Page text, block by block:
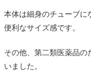
本体は細身のチューブに
便利なサイズ感です。
その他、第二類医薬品の
いました。